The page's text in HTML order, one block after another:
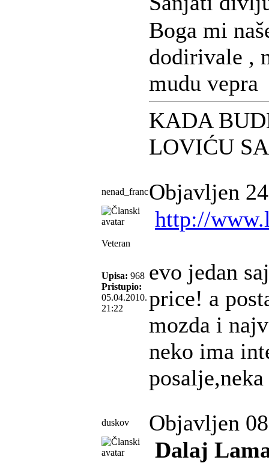
Boga mi
dodirivale ,
mudu vepra
KADA
LOVIĆU
nenad_francObjavljen
Veteran
Upisa: 968
Pristupio:
05.04.2010.
21:22
http://
evo jedan
price! a
mozda i
neko ima
duskov Objavljen
Dalaj